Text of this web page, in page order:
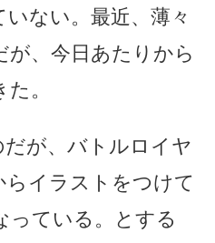
ない。最近、薄々
、今日あたりから
。
が、バトルロイヤ
イラストをつけて
っている。とする